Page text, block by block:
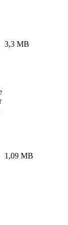
3,3 MB
1,09 MB